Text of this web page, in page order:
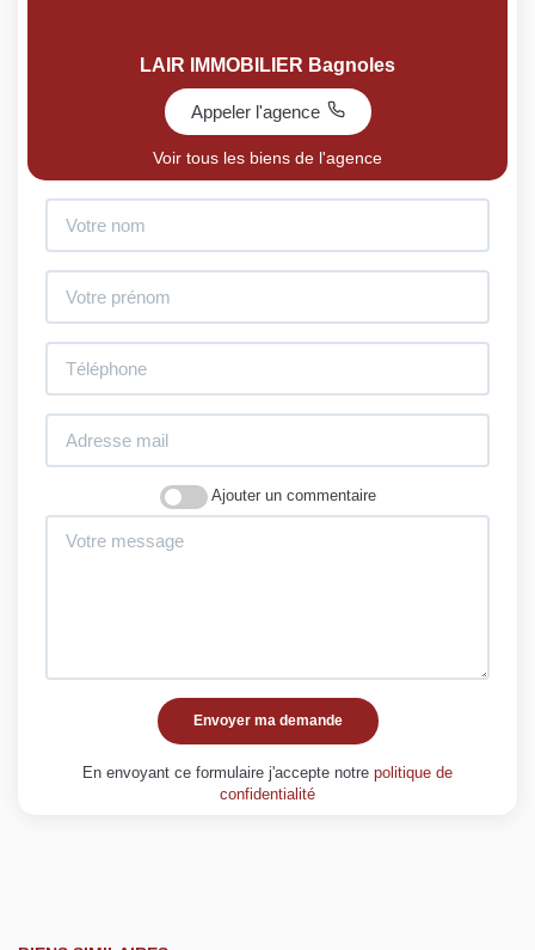
LAIR IMMOBILIER Bagnoles
Appeler l'agence
Voir tous les biens de l'agence
Ajouter un commentaire
Envoyer ma demande
En envoyant ce formulaire j'accepte notre politique de
confidentialité